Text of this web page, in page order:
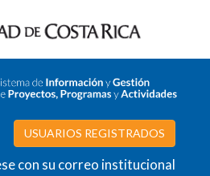
USUARIOS REGISTRADOS
con su correo institucional